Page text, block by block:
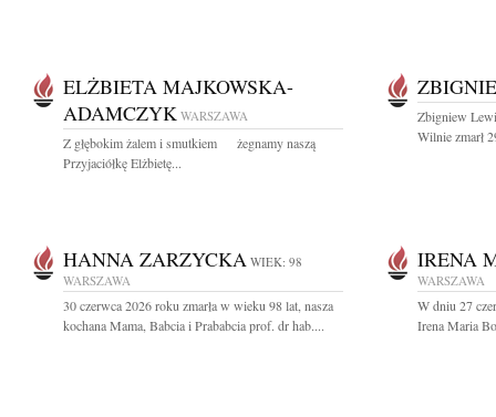
ELŻBIETA MAJKOWSKA-
ADAMCZYK WARSZAWA
Z głębokim żalem i smutkiem żegnamy naszą
Przyjaciółkę Elżbietę...
Zbigniew
Wilnie zmarł
HANNA ZARZYCKA WIEK: 98
WARSZAWA
30 czerwca 2026 roku zmarła w wieku 98 lat, nasza
kochana Mama, Babcia i Prababcia prof. dr hab....
IRENA
WARSZAWA
W dniu 27
Irena Maria